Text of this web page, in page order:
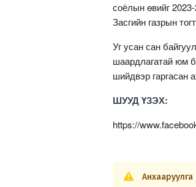
соёлын өвийг
Засгийн газрын
Уг усан сан
шаардлагатай юм
шийдвэр гаргасан
ШУУД ҮЗЭХ:
https://
Анхааруулга